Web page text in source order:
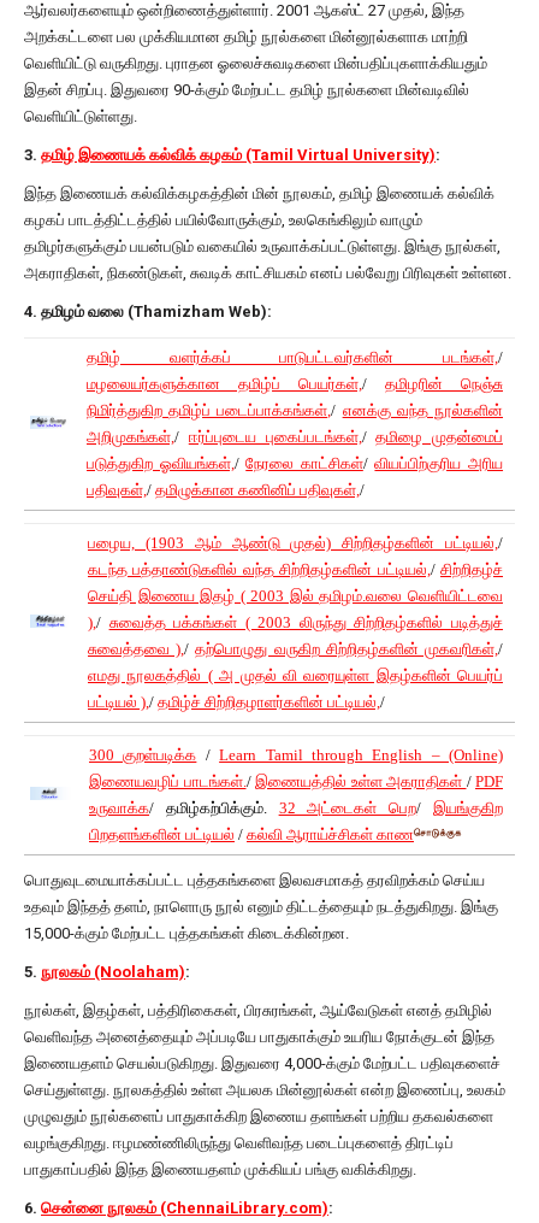
ஆர்வலர்களையும் ஒன்றிணைத்துள்ளார். 2001 ஆகஸ்ட் 27 முதல், இந்த
அறக்கட்டளை பல முக்கியமான தமிழ் நூல்களை மின்னூல்களாக மாற்றி
வெளியிட்டு வருகிறது. புராதன ஓலைச்சுவடிகளை மின்பதிப்புகளாக்கியதும்
இதன் சிறப்பு. இதுவரை 90-க்கும் மேற்பட்ட தமிழ் நூல்களை மின்வடிவில்
வெளியிட்டுள்ளது.
3. தமிழ் இணையக் கல்விக் கழகம் (Tamil Virtual University):
இந்த இணையக் கல்விக்கழகத்தின் மின் நூலகம், தமிழ் இணையக் கல்விக்
கழகப் பாடத்திட்டத்தில் பயில்வோருக்கும், உலகெங்கிலும் வாழும்
தமிழர்களுக்கும் பயன்படும் வகையில் உருவாக்கப்பட்டுள்ளது. இங்கு நூல்கள்,
அகராதிகள், நிகண்டுகள், சுவடிக் காட்சியகம் எனப் பல்வேறு பிரிவுகள் உள்ளன.
4. தமிழம் வலை (Thamizham Web):
தமிழ் வளர்க்கப் பாடுபட்டவர்களின் படங்கள்,/
மழலையர்களுக்கான தமிழ்ப் பெயர்கள்,/ தமிழரின் நெஞ்சு
நிமிர்த்துகிற தமிழ்ப் படைப்பாக்கங்கள்,/ எனக்கு வந்த நூல்களின்
அறிமுகங்கள்,/ ஈர்ப்புடைய புகைப்படங்கள்,/தமிழை முதன்மைப்
படுத்துகிற ஓவியங்கள்,/நேரலை காட்சிகள்/வியப்பிற்குரிய அரிய
பதிவுகள்,/ தமிழுக்கான கணினிப் பதிவுகள்,/
பழைய, (1903 ஆம் ஆண்டு முதல்) சிற்றிதழ்களின் பட்டியல்,/
கடந்த பத்தாண்டுகளில் வந்த சிற்றிதழ்களின் பட்டியல்,/சிற்றிதழ்ச்
செய்தி இணைய இதழ் ( 2003 இல் தமிழம்.வலை வெளியிட்டவை
),/ சுவைத்த பக்கங்கள் ( 2003 லிருந்து சிற்றிதழ்களில் படித்துச்
சுவைத்தவை ),/தற்பொழுது வருகிற சிற்றிதழ்களின் முகவரிகள்,/
எமது நூலகத்தில் ( அ முதல் வி வரையுள்ள இதழ்களின் பெயர்ப்
பட்டியல் ),/ தமிழ்ச் சிற்றிதழாளர்களின் பட்டியல்,/
300 குறள்படிக்க /Learn Tamil through English – (Online)
இணையவழிப் பாடங்கள்./ இணையத்தில் உள்ள அகராதிகள் / PDF
உருவாக்க/ தமிழ்கற்பிக்கும். 32 அட்டைகள் பெற/இயங்குகிற
பிறதளங்களின் பட்டியல் / கல்வி ஆராய்ச்சிகள் காண
பொதுவுடமையாக்கப்பட்ட புத்தகங்களை இலவசமாகத் தரவிறக்கம் செய்ய
உதவும் இந்தத் தளம், நாளொரு நூல் எனும் திட்டத்தையும் நடத்துகிறது. இங்கு
15,000-க்கும் மேற்பட்ட புத்தகங்கள் கிடைக்கின்றன.
5. நூலகம் (Noolaham):
நூல்கள், இதழ்கள், பத்திரிகைகள், பிரசுரங்கள், ஆய்வேடுகள் எனத் தமிழில்
வெளிவந்த அனைத்தையும் அப்படியே பாதுகாக்கும் உயரிய நோக்குடன் இந்த
இணையதளம் செயல்படுகிறது. இதுவரை 4,000-க்கும் மேற்பட்ட பதிவுகளைச்
செய்துள்ளது. நூலகத்தில் உள்ள அயலக மின்னூல்கள் என்ற இணைப்பு, உலகம்
முழுவதும் நூல்களைப் பாதுகாக்கிற இணைய தளங்கள் பற்றிய தகவல்களை
வழங்குகிறது. ஈழமண்ணிலிருந்து வெளிவந்த படைப்புகளைத் திரட்டிப்
பாதுகாப்பதில் இந்த இணையதளம் முக்கியப் பங்கு வகிக்கிறது.
6. சென்னை நூலகம் (ChennaiLibrary.com):